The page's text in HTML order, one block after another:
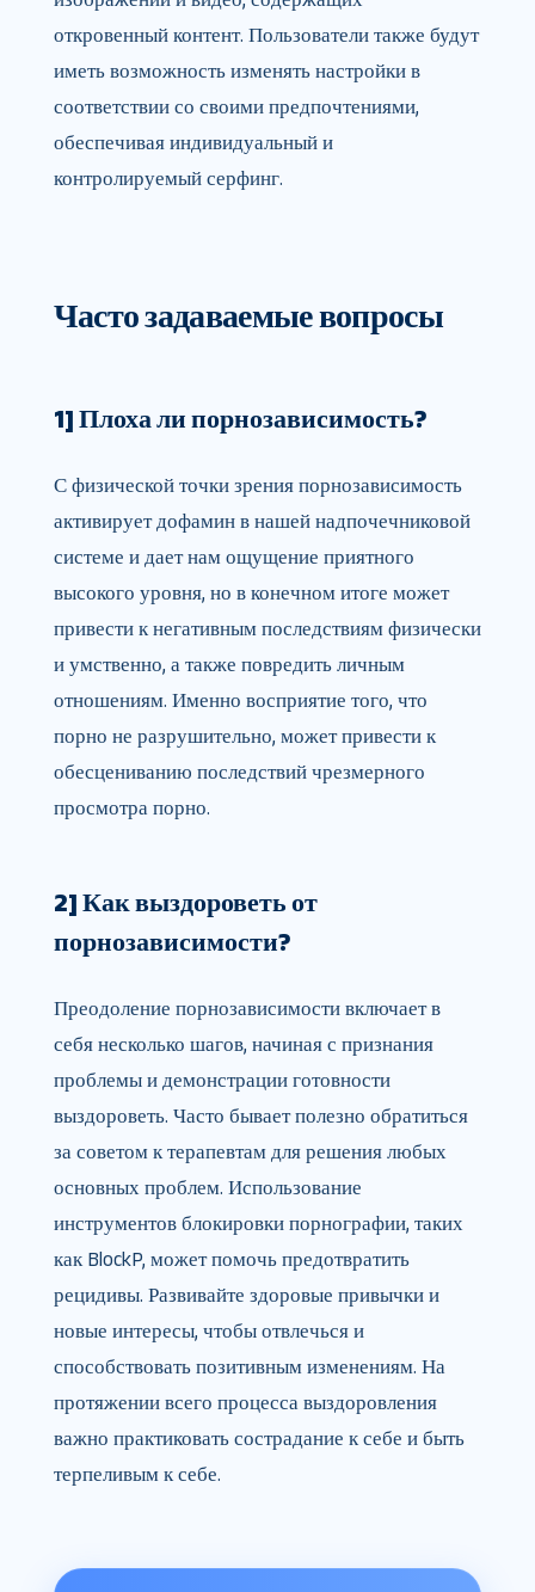
откровенный контент. Пользователи также будут
иметь возможность изменять настройки в
соответствии со своими предпочтениями,
обеспечивая индивидуальный и
контролируемый серфинг.
Часто задаваемые вопросы
1] Плоха ли порнозависимость?
С физической точки зрения порнозависимость
активирует дофамин в нашей надпочечниковой
системе и дает нам ощущение приятного
высокого уровня, но в конечном итоге может
привести к негативным последствиям физически
и умственно, а также повредить личным
отношениям. Именно восприятие того, что
порно не разрушительно, может привести к
обесцениванию последствий чрезмерного
просмотра порно.
2] Как выздороветь от
порнозависимости?
Преодоление порнозависимости включает в
себя несколько шагов, начиная с признания
проблемы и демонстрации готовности
выздороветь. Часто бывает полезно обратиться
за советом к терапевтам для решения любых
основных проблем. Использование
инструментов блокировки порнографии, таких
как BlockP, может помочь предотвратить
рецидивы. Развивайте здоровые привычки и
новые интересы, чтобы отвлечься и
способствовать позитивным изменениям. На
протяжении всего процесса выздоровления
важно практиковать сострадание к себе и быть
терпеливым к себе.